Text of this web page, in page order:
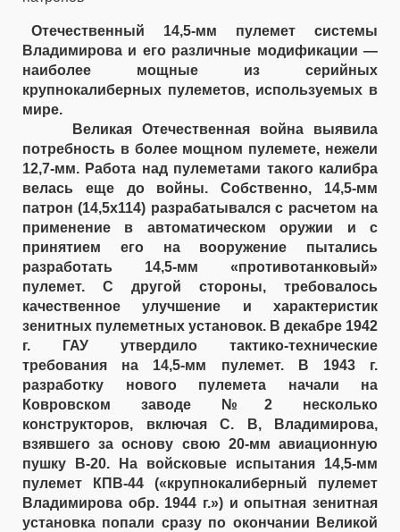
Отечественный 14,5-мм пулемет системы
Владимирова и его различные модификации —
наиболее мощные из серийных
крупнокалиберных пулеметов, используемых в
мире.
Великая Отечественная война выявила
потребность в более мощном пулемете, нежели
12,7-мм. Работа над пулеметами такого калибра
велась еще до войны. Собственно, 14,5-мм
патрон (14,5x114) разрабатывался с расчетом на
применение в автоматическом оружии и с
принятием его на вооружение пытались
разработать 14,5-мм «противотанковый»
пулемет. С другой стороны, требовалось
качественное улучшение и характеристик
зенитных пулеметных установок. В декабре 1942
г. ГАУ утвердило тактико-технические
требования на 14,5-мм пулемет. В 1943 г.
разработку нового пулемета начали на
Ковровском заводе №2 несколько
конструкторов, включая С. В, Владимирова,
взявшего за основу свою 20-мм авиационную
пушку В-20. На войсковые испытания 14,5-мм
пулемет КПВ-44 («крупнокалиберный пулемет
Владимирова обр. 1944 г.») и опытная зенитная
установка попали сразу по окончании Великой